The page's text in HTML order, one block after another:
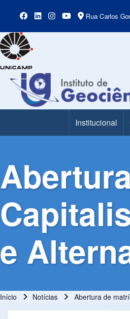
Rua Carlos
Main MenuInstitucional
e
Trilha de
Início Notícias Abertura de